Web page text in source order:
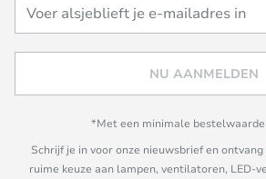
NU AANMELDEN
*Met een minimale bestelwaarde
Schrijf je in voor onze nieuwsbrief en
ruime keuze aan lampen, ventilatoren, LED-